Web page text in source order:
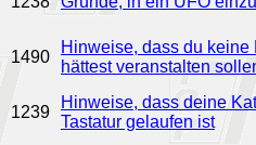
1490
Hinweise, dass du keine
hättest veranstalten
1239
Hinweise, dass deine
Tastatur gelaufen ist